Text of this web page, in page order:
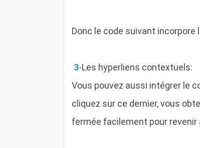
Donc le code suivant
3-Les hyperliens contextuels:
Vous pouvez aussi intégrer le
cliquez sur ce dernier, vous
fermée facilement pour revenir